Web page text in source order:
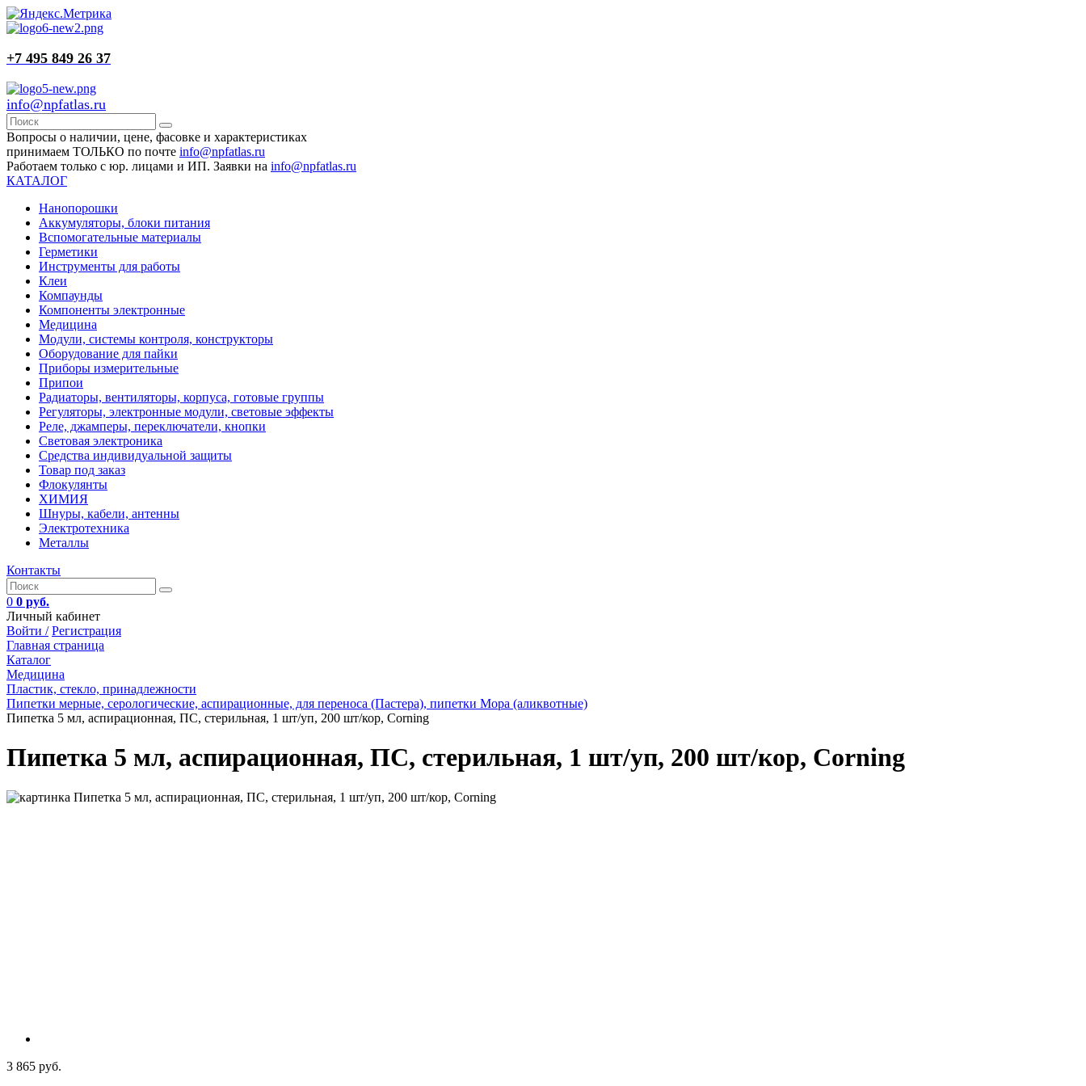
+7 495 849 26 37
info@npfatlas.ru
Вопросы о наличии, цене, фасовке и характеристиках
принимаем ТОЛЬКО по почте info@npfatlas.ru
Работаем только с юр. лицами и ИП. Заявки на info@npfatlas.ru
КАТАЛОГ
Нанопорошки
Аккумуляторы, блоки питания
Вспомогательные материалы
Герметики
Инструменты для работы
Клеи
Компаунды
Компоненты электронные
Медицина
Модули, системы контроля, конструкторы
Оборудование для пайки
Приборы измерительные
Припои
Радиаторы, вентиляторы, корпуса, готовые группы
Регуляторы, электронные модули, световые эффекты
Реле, джамперы, переключатели, кнопки
Световая электроника
Средства индивидуальной защиты
Товар под заказ
Флокулянты
ХИМИЯ
Шнуры, кабели, антенны
Электротехника
Металлы
Контакты
0 0 руб.
Личный кабинет
Войти / Регистрация
Главная страница
Каталог
Медицина
Пластик, стекло, принадлежности
Пипетки мерные, серологические, аспирационные, для переноса (Пастера), пипетки Мора (аликвотные)
Пипетка 5 мл, аспирационная, ПС, стерильная, 1 шт/уп, 200 шт/кор, Corning
Пипетка 5 мл, аспирационная, ПС, стерильная, 1 шт/уп, 200 шт/кор, Corning
3 865 руб.